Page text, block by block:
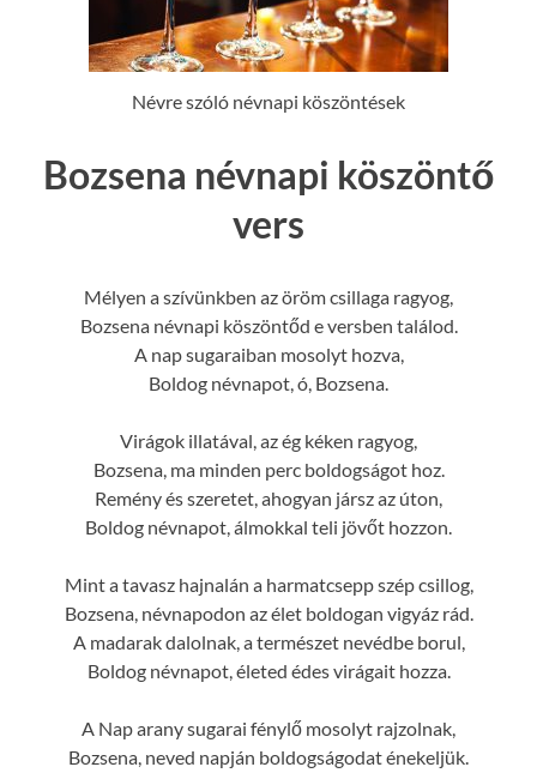
Névre szóló névnapi köszöntések
Bozsena névnapi köszöntő
vers
Mélyen a szívünkben az öröm csillaga ragyog,
Bozsena névnapi köszöntőd e versben találod.
A nap sugaraiban mosolyt hozva,
Boldog névnapot, ó, Bozsena.
Virágok illatával, az ég kéken ragyog,
Bozsena, ma minden perc boldogságot hoz.
Remény és szeretet, ahogyan jársz az úton,
Boldog névnapot, álmokkal teli jövőt hozzon.
Mint a tavasz hajnalán a harmatcsepp szép csillog,
Bozsena, névnapodon az élet boldogan vigyáz rád.
A madarak dalolnak, a természet nevédbe borul,
Boldog névnapot, életed édes virágait hozza.
A Nap arany sugarai fénylő mosolyt rajzolnak,
Bozsena, neved napján boldogságodat énekeljük.